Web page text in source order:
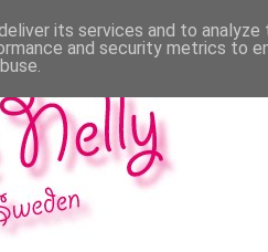
its services and to analyze
and security metrics to